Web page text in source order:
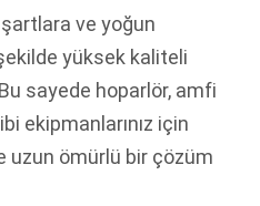
şartlara ve yoğun
yüksek kaliteli
sayede hoparlör, amfi
ekipmanlarınız için
uzun ömürlü bir çözüm